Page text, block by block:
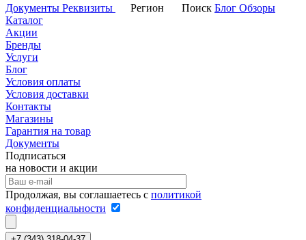
Документы Реквизиты Регион Поиск Блог Обзоры
Каталог
Акции
Бренды
Услуги
Блог
Условия оплаты
Условия доставки
Контакты
Магазины
Гарантия на товар
Документы
Подписаться
на новости и акции
Продолжая, вы соглашаетесь с политикой
конфиденциальности